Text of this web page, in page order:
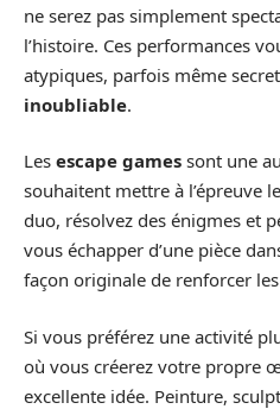
ne serez pas simplement
l’histoire. Ces performances
atypiques, parfois même
inoubliable.
Les escape games sont une
souhaitent mettre à l’épreuve
duo, résolvez des énigmes et
vous échapper d’une pièce
façon originale de renforcer les
Si vous préférez une activité
où vous créerez votre propre
excellente idée. Peinture,